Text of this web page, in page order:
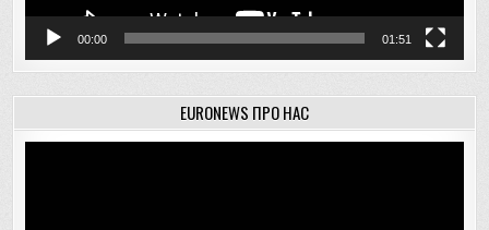
00:00 01:51
EURONEWS ПРО НАС